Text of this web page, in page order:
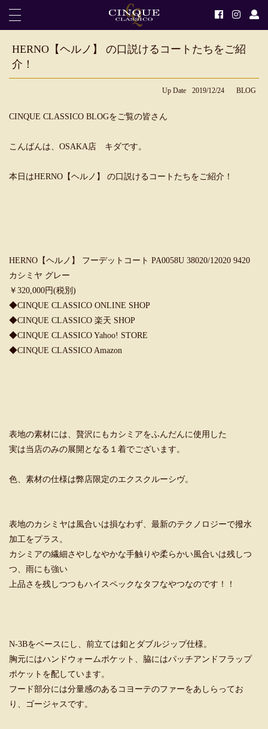
HERNO【ヘルノ】 の口説けるコートたちをご紹
介！
Up Date 2019/12/24 BLOG
CINQUE CLASSICO BLOGをご覧の皆さん
こんばんは、OSAKA店 キダです。
本日はHERNO【ヘルノ】 の口説けるコートたちをご紹介！
HERNO【ヘルノ】 フーデットコート PA0058U 38020/12020 9420
カシミヤ グレー
￥320,000円(税別)
◆CINQUE CLASSICO ONLINE SHOP
◆CINQUE CLASSICO 楽天 SHOP
◆CINQUE CLASSICO Yahoo! STORE
◆CINQUE CLASSICO Amazon
表地の素材には、贅沢にもカシミアをふんだんに使用した
実は当店のみの展開となる１着でございます。
色、素材の仕様は弊店限定のエクスクルーシヴ。
表地のカシミヤは風合いは損なわず、最新のテクノロジーで撥水
加工をプラス。
カシミアの繊細さやしなやかな手触りや柔らかい風合いは残しつ
つ、雨にも強い
上品さを残しつつもハイスペックなタフなやつなのです！！
N-3Bをベースにし、前立ては釦とダブルジップ仕様。
胸元にはハンドウォームポケット、脇にはパッチアンドフラップ
ポケットを配しています。
フード部分には分量感のあるコヨーテのファーをあしらってお
り、ゴージャスです。